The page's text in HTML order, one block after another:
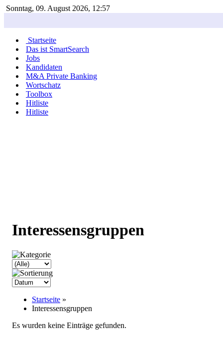
Sonntag, 09. August 2026, 12:57
Startseite
Das ist SmartSearch
Jobs
Kandidaten
M&A Private Banking
Wortschatz
Toolbox
Hitliste
Hitliste
Interessensgruppen
Startseite »
Interessensgruppen
Es wurden keine Einträge gefunden.